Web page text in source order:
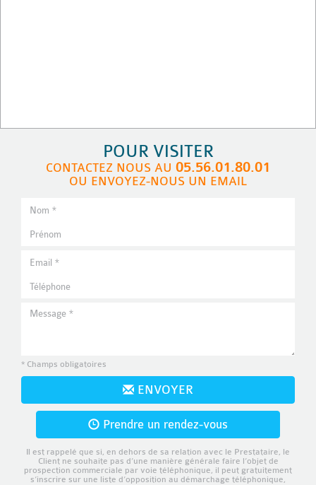
POUR VISITER
CONTACTEZ NOUS AU 05.56.01.80.01
OU ENVOYEZ-NOUS UN EMAIL
* Champs obligatoires
ENVOYER
Prendre un rendez-vous
Il est rappelé que si, en dehors de sa relation avec le Prestataire, le
Client ne souhaite pas d’une manière générale faire l’objet de
prospection commerciale par voie téléphonique, il peut gratuitement
s’inscrire sur une liste d’opposition au démarchage téléphonique,